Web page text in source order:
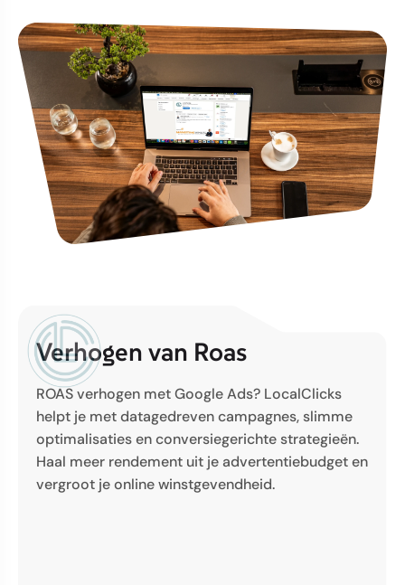
Verhogen van Roas
ROAS verhogen met Google Ads? LocalClicks
helpt je met datagedreven campagnes, slimme
optimalisaties en conversiegerichte strategieën.
Haal meer rendement uit je advertentiebudget en
vergroot je online winstgevendheid.